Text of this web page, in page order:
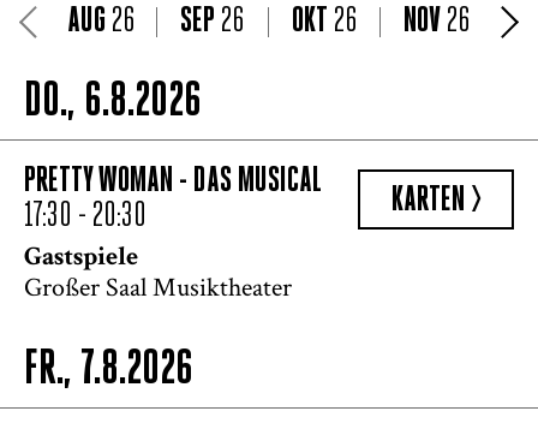
AUG 26 SEP 26 OKT 26 NOV26
DO., 6.8.2026
PRETTY WOMAN - DAS MUSICAL
17:30 - 20:30
KARTEN >
Gastspiele
Großer Saal Musiktheater
FR., 7.8.2026